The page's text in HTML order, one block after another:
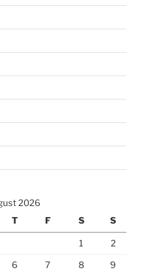
2026
T F S S
1 2
6 7 8 9